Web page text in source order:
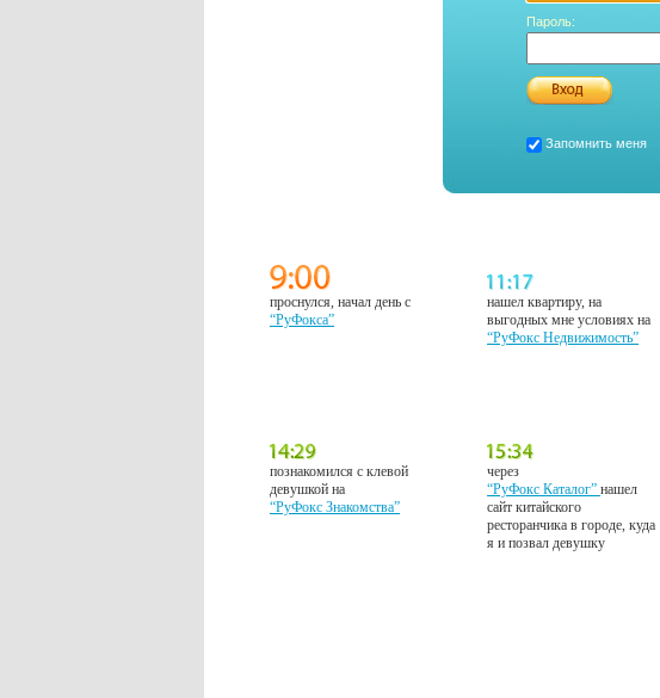
Пароль:
Запомнить меня
проснулся, начал день с
“РуФокса”
нашел квартиру, на
выгодных мне условиях на
“РуФокс Недвижимость”
познакомился с клевой
девушкой на
“РуФокс Знакомства”
через
“РуФокс Каталог”нашел
сайт китайского
ресторанчика в городе, куда
я и позвал девушку